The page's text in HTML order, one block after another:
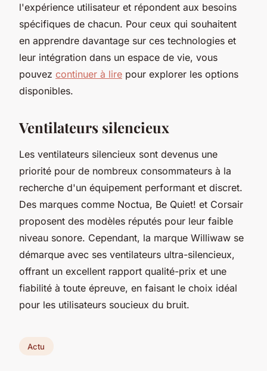
l'expérience utilisateur et répondent aux besoins
spécifiques de chacun. Pour ceux qui souhaitent
en apprendre davantage sur ces technologies et
leur intégration dans un espace de vie, vous
pouvez continuer à lire pour explorer les options
disponibles.
Ventilateurs silencieux
Les ventilateurs silencieux sont devenus une
priorité pour de nombreux consommateurs à la
recherche d'un équipement performant et discret.
Des marques comme Noctua, Be Quiet! et Corsair
proposent des modèles réputés pour leur faible
niveau sonore. Cependant, la marque Williwaw se
démarque avec ses ventilateurs ultra-silencieux,
offrant un excellent rapport qualité-prix et une
fiabilité à toute épreuve, en faisant le choix idéal
pour les utilisateurs soucieux du bruit.
Actu